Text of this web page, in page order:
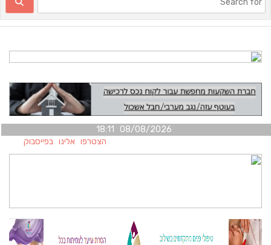
08/08/2026 18:11
הצטרפו אלינו בפייסבוק